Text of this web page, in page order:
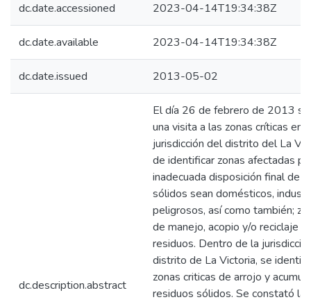
dc.date.accessioned 2023-04-14T19:34:38Z
dc.date.available 2023-04-14T19:34:38Z
dc.date.issued 2013-05-02
dc.description.abstract
El día 26 de febrero de 2013
una visita a las zonas críticas en
jurisdicción del distrito del La
de identificar zonas afectadas
inadecuada disposición final de
sólidos sean domésticos,
peligrosos, así como también;
de manejo, acopio y/o reciclaje
residuos. Dentro de la
distrito de La Victoria, se
zonas criticas de arrojo y
residuos sólidos. Se constató la